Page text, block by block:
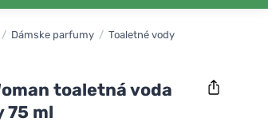
/ Dámske parfumy / Toaletné vody
toaletná voda
75 ml